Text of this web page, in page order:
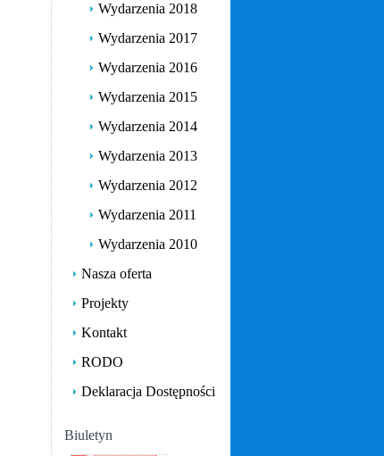
Wydarzenia 2018
Wydarzenia 2017
Wydarzenia 2016
Wydarzenia 2015
Wydarzenia 2014
Wydarzenia 2013
Wydarzenia 2012
Wydarzenia 2011
Wydarzenia 2010
Nasza oferta
Projekty
Kontakt
RODO
Deklaracja Dostępności
Biuletyn